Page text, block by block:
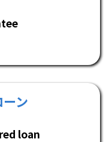
ン
loan